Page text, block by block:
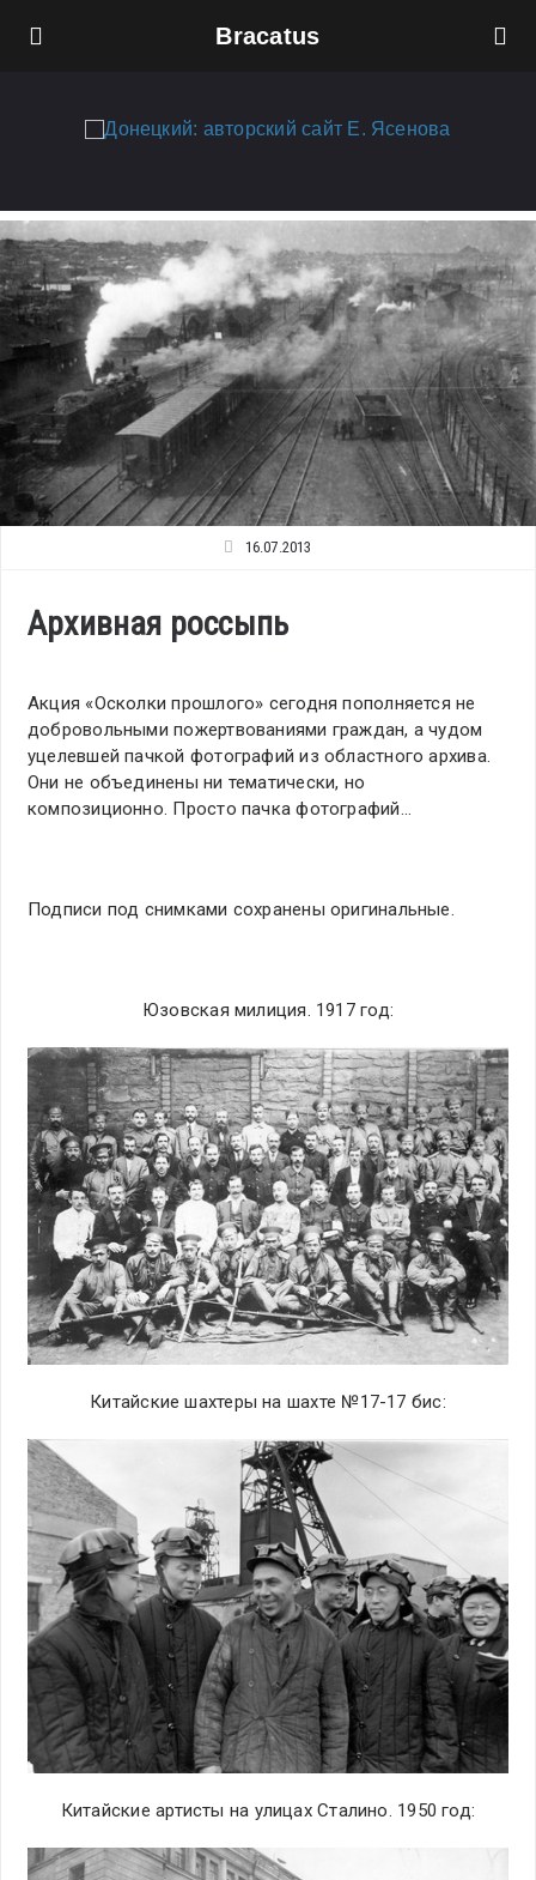
Bracatus
16.07.2013
Архивная россыпь
Акция «Осколки прошлого» сегодня пополняется не
добровольными пожертвованиями граждан, а чудом
уцелевшей пачкой фотографий из областного архива.
Они не объединены ни тематически, но
композиционно. Просто пачка фотографий…
Подписи под снимками сохранены оригинальные.
Юзовская милиция. 1917 год:
Китайские шахтеры на шахте №17-17 бис:
Китайские артисты на улицах Сталино. 1950 год: